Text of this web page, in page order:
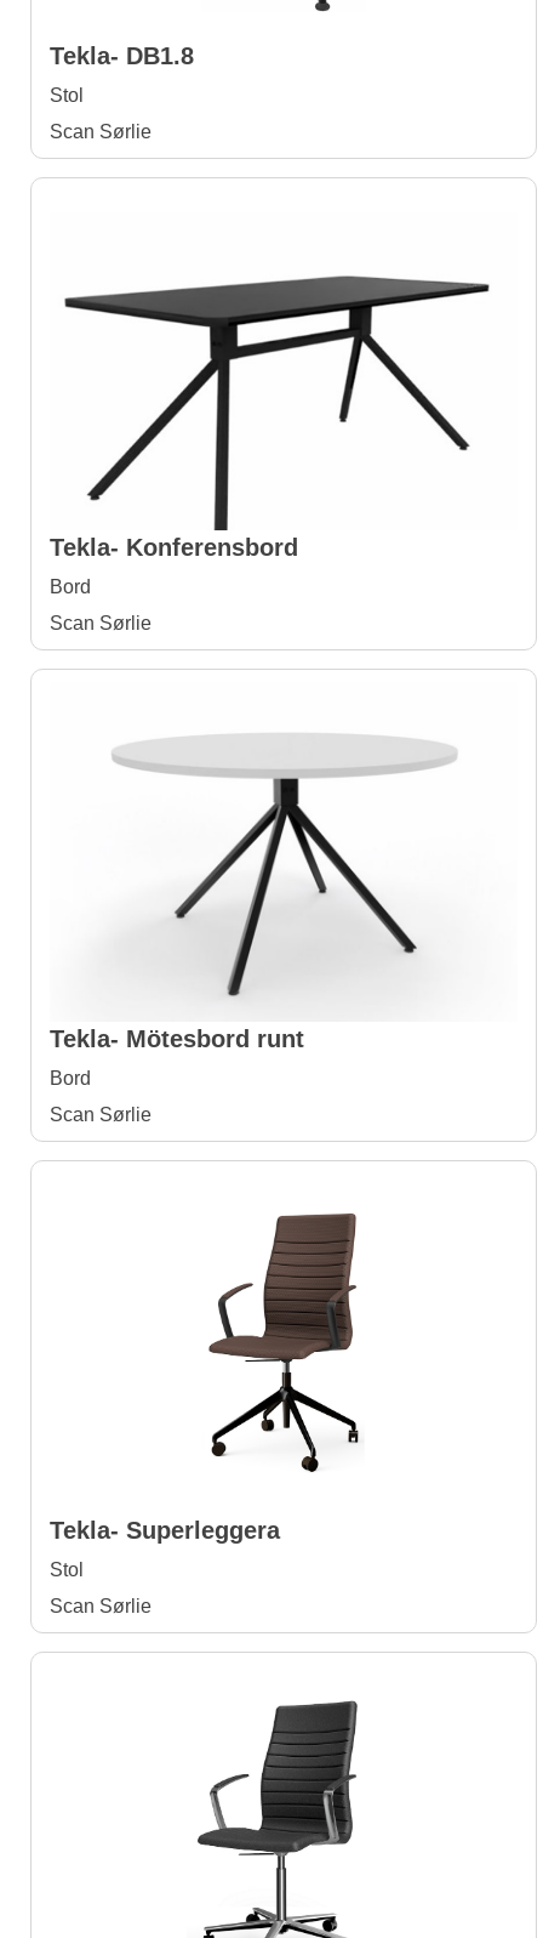
Tekla- DB1.8
Stol
Scan Sørlie
Tekla- Konferensbord
Bord
Scan Sørlie
Tekla- Mötesbord runt
Bord
Scan Sørlie
Tekla- Superleggera
Stol
Scan Sørlie